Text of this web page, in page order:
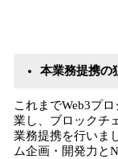
本業務提携の
これまでWeb3プ
業し、ブロックチ
業務提携を行いま
ム企画・開発力と